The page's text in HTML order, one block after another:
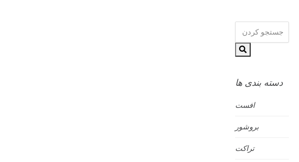
دسته بندی ها
افست
بروشور
تراکت